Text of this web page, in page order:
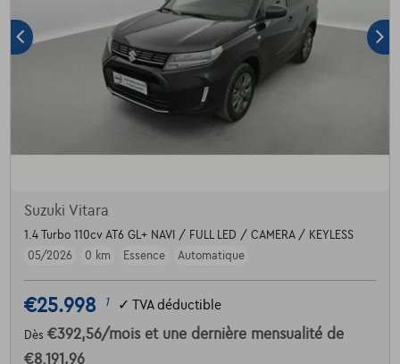
Suzuki Vitara
1.4 Turbo 110cv AT6 GL+ NAVI / FULL LED / CAMERA / KEYLESS
05/2026
0 km Essence Automatique
€25.998 1 ✓ TVA déductible
Dès €392,56/mois et une dernière mensualité de
€8.191,96